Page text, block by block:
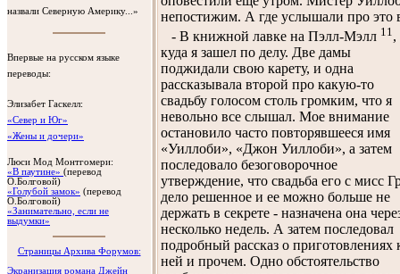
назвали Северную Америку...»
Впервые на русском языке
переводы:
Элизабет Гаскелл:
«Север и Юг»
«Жены и дочери»
Люси Мод Монтгомери:
«В паутине» (перевод
О.Болговой)
«Голубой замок» (перевод
О.Болговой)
«Занимательно, если не
выдумки»
Cтраницы Архива Форумов:
Экранизация романа Джейн
непостижим. А где услышали про это
- В книжной лавке на Пэлл-Мэлл 11,
куда я зашел по делу. Две дамы
поджидали свою карету, и одна
рассказывала второй про какую-то
свадьбу голосом столь громким, что я
невольно все слышал. Мое внимание
остановило часто повторявшееся имя
«Уиллоби», «Джон Уиллоби», а затем
последовало безоговорочное
утверждение, что свадьба его с мисс
дело решенное и ее можно больше не
держать в секрете - назначена она
несколько недель. А затем последовал
подробный рассказ о приготовлениях
ней и прочем. Одно обстоятельство